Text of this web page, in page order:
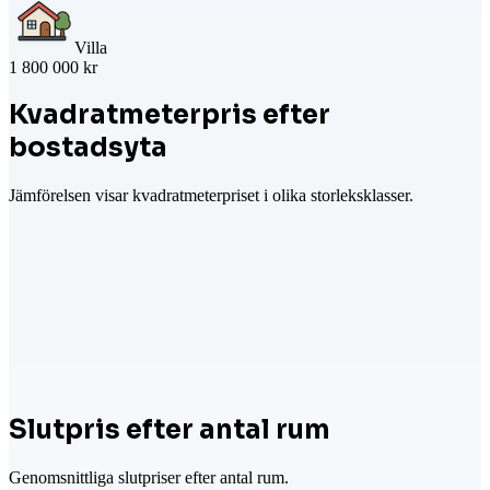
Villa
1 800 000 kr
Kvadratmeterpris efter
bostadsyta
Jämförelsen visar kvadratmeterpriset i olika storleksklasser.
Slutpris efter antal rum
Genomsnittliga slutpriser efter antal rum.